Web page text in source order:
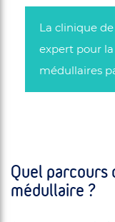
La clinique
expert pour
médullaires
Quel parcours
médullaire ?